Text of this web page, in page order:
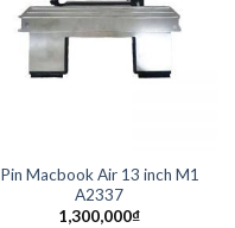
Pin Macbook Air 13 inch M1
A2337
1,300,000₫